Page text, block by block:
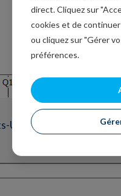
Unis n’est pas
direct. Cliquez sur
cookies et de
ou cliquez sur "Gérer
préférences.